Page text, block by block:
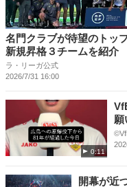
名門クラブが待望のトッ
新規昇格３チームを紹介
ラ・リーガ公式
2026/7/31 16:00
0:11
願
開幕が近